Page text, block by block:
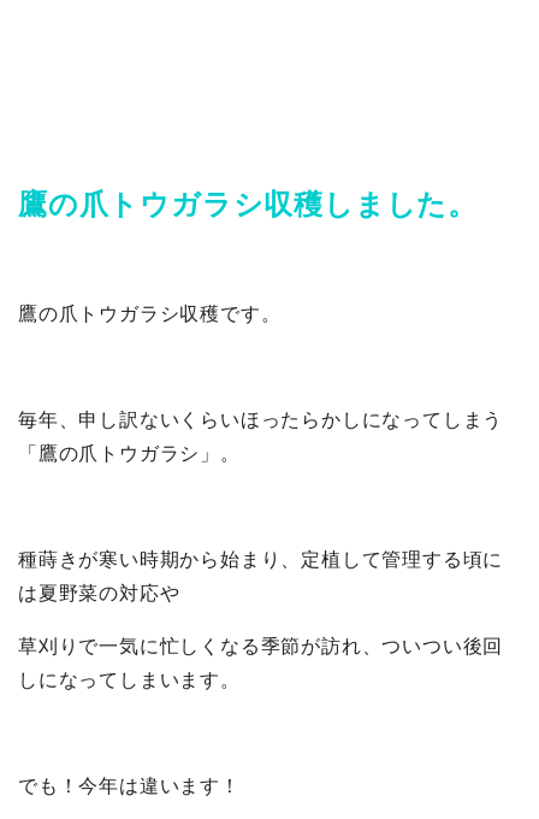
鷹の爪トウガラシ収穫しました。
鷹の爪トウガラシ収穫です。
毎年、申し訳ないくらいほったらかしになってしまう
「鷹の爪トウガラシ」。
種蒔きが寒い時期から始まり、定植して管理する頃に
は夏野菜の対応や
草刈りで一気に忙しくなる季節が訪れ、ついつい後回
しになってしまいます。
でも！今年は違います！